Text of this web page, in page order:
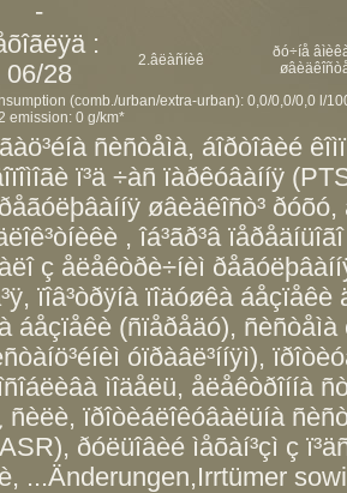
-
:
06/28
2.âëàñíèê
ðó÷íå
(comb./urban/extra-urban): 0,0/0,0/0,0 l/
emission: 0 g/km*
ñèñòåìà, áîðòîâèé
ï³ä ÷àñ ïàðêóâàííÿ
øâèäêîñò³
, îá³ãð³â
ç åëåêòðè÷íèì
ïîâ³òðÿíà ïîäóøêà
áåçïåêè (ñïåðåäó), ñèñòåìà
óïðàâë³ííÿì),
ìîäåëü, åëåêòðîííà
ñèëè, ïðîòèáëîêóâàëüíà
ðóëüîâèé ìåõàí³çì ç
...Änderungen,Irrtümer